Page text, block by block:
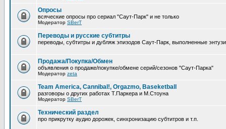
Опросы
всяческие опросы про сериал "Саут-Парк" и не только
Модератор SBerT
Переводы и русские субтитры
переводы, субтитры и дубляж эпизодов Саут-Парк, выполненные
Продажа/Покупка/Обмен
объявления о продаже/покупке/обмене серий/сезонов "Саут-Парка"
Модератор zeta
Team America, Cannibal!, Orgazmo, Baseketball
разговоры о других работах Т.Паркера и М.Стоуна
Модератор SBerT
Технический раздел
про прикрутку аудио дорожек, синхронизацию субтитров и т.п.